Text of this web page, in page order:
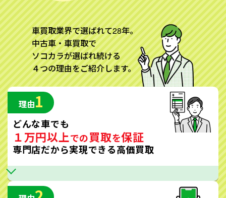
車買取業界で選ばれて28年。
中古車・車買取で
ソコカラが選ばれ続ける
４つの理由をご紹介します。
理由1
どんな車でも
１万円以上での買取を保証
専門店だから実現できる高価買取